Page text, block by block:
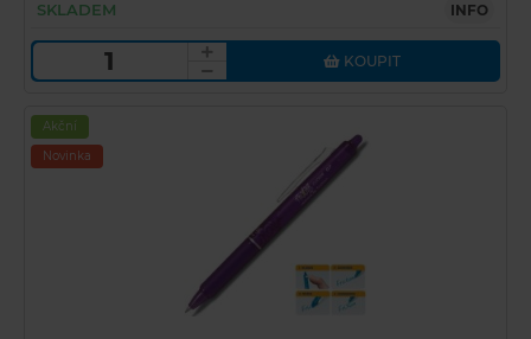
SKLADEM INFO
KOUPIT
Akční
Novinka